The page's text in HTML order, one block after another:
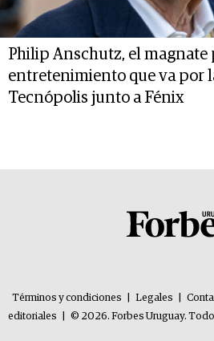
Philip Anschutz, el magnate
entretenimiento que va por
Tecnópolis junto a Fénix
Términos y condiciones Legales
editoriales
© 2026. Forbes Uruguay.